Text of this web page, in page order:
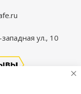
ул., 10